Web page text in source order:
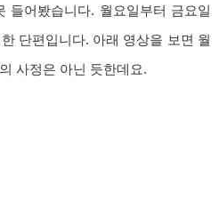
들어봤습니다. 월요일부터 금요일
단편입니다. 아래 영상을 보면 월
사정은 아닌 듯한데요.